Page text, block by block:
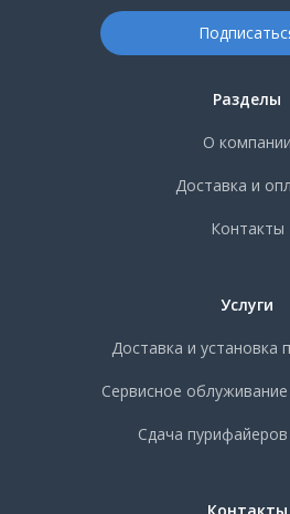
Разделы
О компании
Доставка и
Контакты
Услуги
Доставка и установка
Сервисное
Сдача